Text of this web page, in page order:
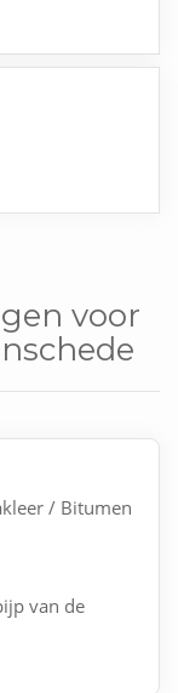
voor
/ Bitumen
van de